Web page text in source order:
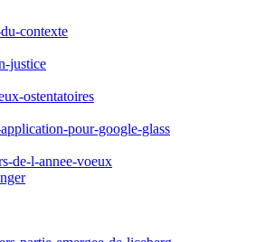
contexte
justice
ostentatoires
pour-google-glass
de-l-annee-voeux